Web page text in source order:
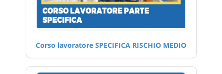
Corso lavoratore SPECIFICA RISCHIO MEDIO